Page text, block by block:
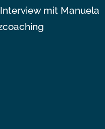
mit Manuela